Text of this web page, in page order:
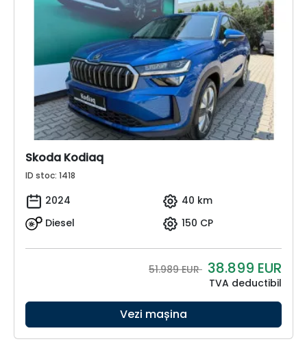
Skoda Kodiaq
ID stoc: 1418
2024
40 km
Diesel
150 CP
51.989 EUR 38.899 EUR
TVA deductibil
Vezi mașina